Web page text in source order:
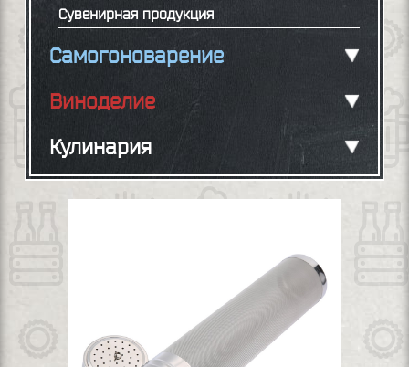
Сувенирная продукция
Самогоноварение
Виноделие
Кулинария